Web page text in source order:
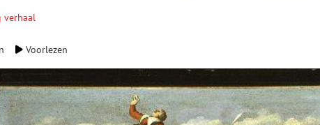
verhaal
Voorlezen